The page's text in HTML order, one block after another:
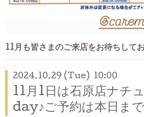
11月も皆さまのご来店をお待ちしてお
2024.10.29 (Tue) 10:00
11月1日は石原店ナチ
day♪ご予約は本日まで